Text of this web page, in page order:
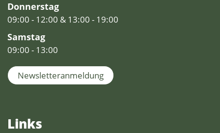
Donnerstag
09:00 - 12:00 & 13:00 - 19:00
Samstag
09:00 - 13:00
Newsletteranmeldung
Links